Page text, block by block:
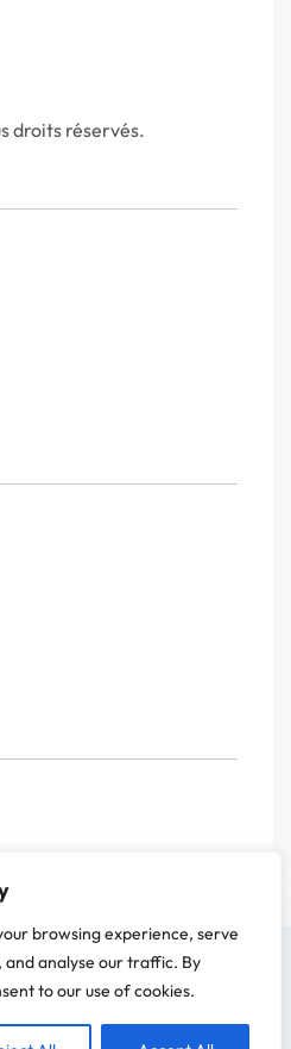
browsing experience, serve
analyse our traffic. By
to our use of cookies.
droits réservés.
de notre site vous intéresse avant de